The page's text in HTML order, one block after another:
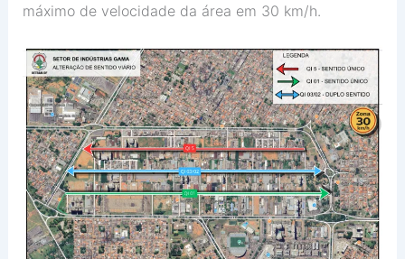
máximo de velocidade da área em 30 km/h.